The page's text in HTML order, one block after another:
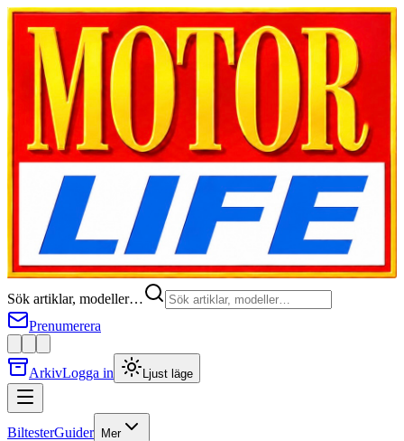
Sök artiklar, modeller…
Prenumerera
ArkivLogga in Ljust läge
BiltesterGuider Mer